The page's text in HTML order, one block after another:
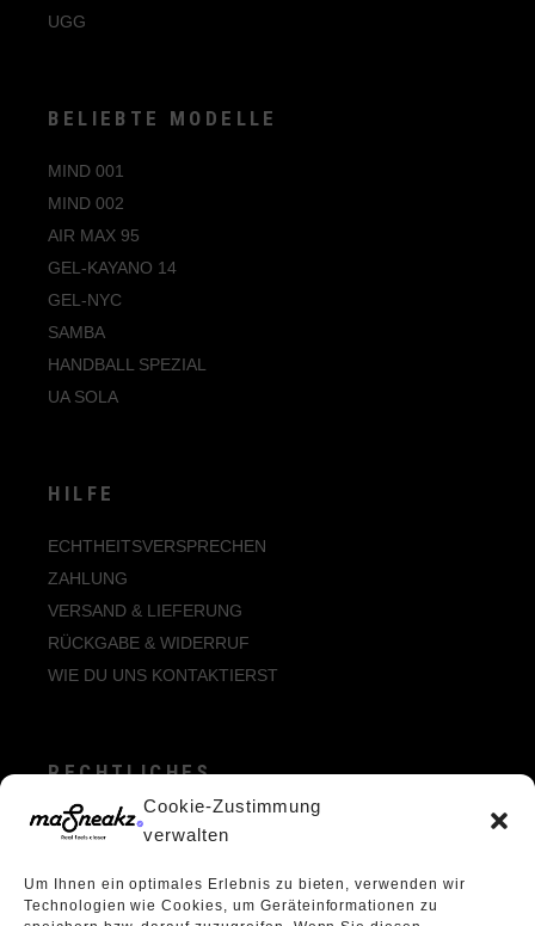
Cookie-Zustimmung
verwalten
Um Ihnen ein optimales Erlebnis zu bieten, verwenden wir
Technologien wie Cookies, um Geräteinformationen zu
UGG
BELIEBTE MODELLE
MIND 001
MIND 002
AIR MAX 95
GEL-KAYANO 14
GEL-NYC
SAMBA
HANDBALL SPEZIAL
UA SOLA
HILFE
ECHTHEITSVERSPRECHEN
ZAHLUNG
VERSAND & LIEFERUNG
RÜCKGABE & WIDERRUF
WIE DU UNS KONTAKTIERST
RECHTLICHES
ALLGEMEINE GESCHÄFTSBEDINGUNGEN
DATENSCHUTZERKLÄRUNG
VERPACKUNGSVERORDNUNG